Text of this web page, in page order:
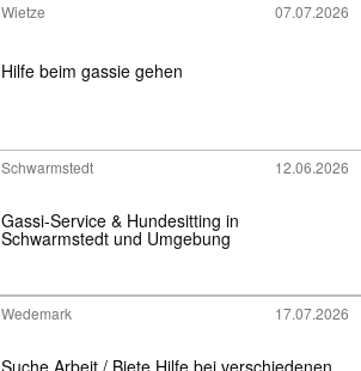
Wietze 07.07.2026
Hilfe beim gassie gehen
Schwarmstedt 12.06.2026
Gassi-Service & Hundesitting in
Schwarmstedt und Umgebung
Wedemark 17.07.2026